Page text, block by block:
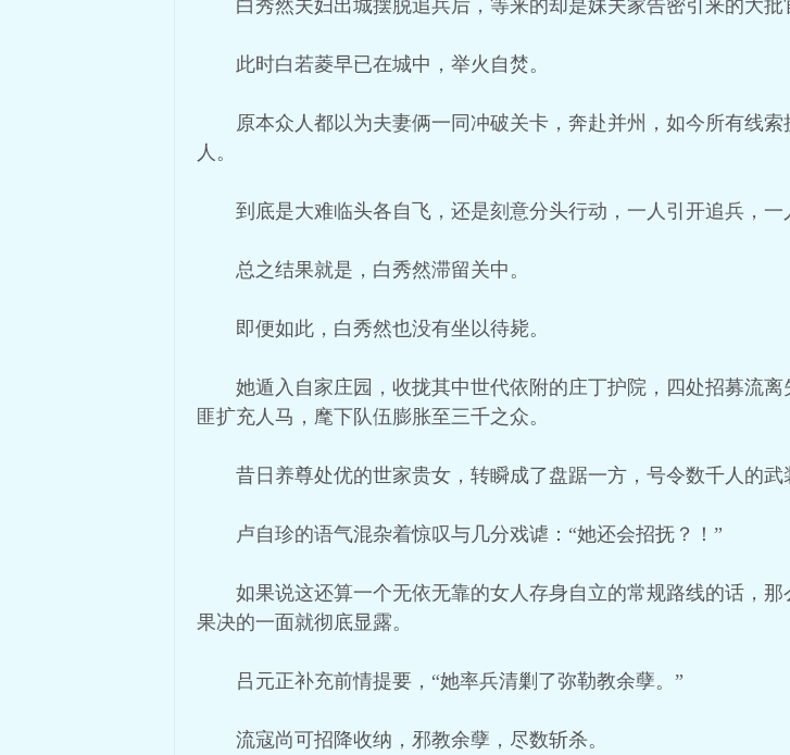
白秀然夫妇出城摆脱追兵后，等来的却是妹夫家告密引来的大批
此时白若菱早已在城中，举火自焚。
原本众人都以为夫妻俩一同冲破关卡，奔赴并州，如今所有线
人。
到底是大难临头各自飞，还是刻意分头行动，一人引开追兵，一
总之结果就是，白秀然滞留关中。
即便如此，白秀然也没有坐以待毙。
她遁入自家庄园，收拢其中世代依附的庄丁护院，四处招募流
匪扩充人马，麾下队伍膨胀至三千之众。
昔日养尊处优的世家贵女，转瞬成了盘踞一方，号令数千人的
卢自珍的语气混杂着惊叹与几分戏谑：“她还会招抚？！”
如果说这还算一个无依无靠的女人存身自立的常规路线的话，
果决的一面就彻底显露。
吕元正补充前情提要，“她率兵清剿了弥勒教余孽。”
流寇尚可招降收纳，邪教余孽，尽数斩杀。